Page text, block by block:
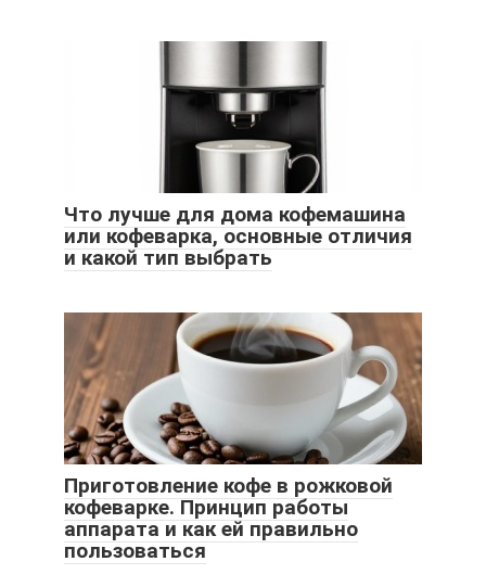
Что лучше для дома кофемашина
или кофеварка, основные отличия
и какой тип выбрать
Приготовление кофе в рожковой
кофеварке. Принцип работы
аппарата и как ей правильно
пользоваться